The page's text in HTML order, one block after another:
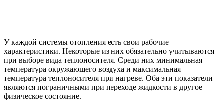
У каждой системы отопления есть свои рабочие
характеристики. Некоторые из них обязательно учитываются
при выборе вида теплоносителя. Среди них минимальная
температура окружающего воздуха и максимальная
температура теплоносителя при нагреве. Оба эти показатели
являются пограничными при переходе жидкости в другое
физическое состояние.